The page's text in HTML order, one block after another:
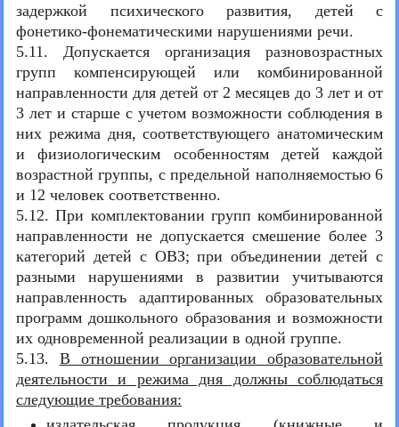
задержкой психического развития, детей с
фонетико-фонематическими нарушениями речи.
5.11. Допускается организация разновозрастных
групп компенсирующей или комбинированной
направленности для детей от 2 месяцев до 3 лет и от
3 лет и старше с учетом возможности соблюдения в
них режима дня, соответствующего анатомическим
и физиологическим особенностям детей каждой
возрастной группы, с предельной наполняемостью 6
и 12 человек соответственно.
5.12. При комплектовании групп комбинированной
направленности не допускается смешение более 3
категорий детей с ОВЗ; при объединении детей с
разными нарушениями в развитии учитываются
направленность адаптированных образовательных
программ дошкольного образования и возможности
их одновременной реализации в одной группе.
5.13. В отношении организации образовательной
деятельности и режима дня должны соблюдаться
следующие требования: